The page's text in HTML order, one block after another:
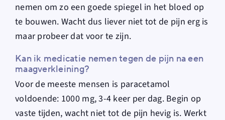
nemen om zo een goede spiegel in het bloed op
te bouwen. Wacht dus liever niet tot de pijn erg is
maar probeer dat voor te zijn.
Kan ik medicatie nemen tegen de pijn na een
maagverkleining?
Voor de meeste mensen is paracetamol
voldoende: 1000 mg, 3-4 keer per dag. Begin op
vaste tijden, wacht niet tot de pijn hevig is. Werkt